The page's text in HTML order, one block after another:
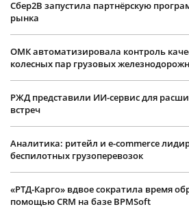
Сбер2B запустила партнёрскую
рынка
ОМК автоматизировала контроль
колесных пар грузовых
РЖД представили ИИ-сервис для
встреч
Аналитика: ритейл и e-commerce
беспилотных грузоперевозок
«РТД-Карго» вдвое сократила время
помощью CRM на базе BPMSoft